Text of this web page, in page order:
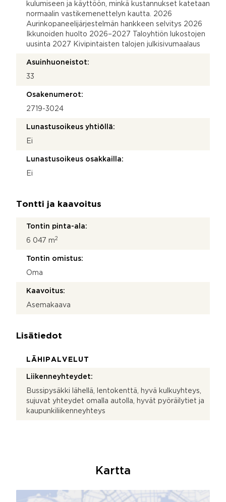
kulumiseen ja käyttöön, minkä kustannukset katetaan
normaalin vastikemenettelyn kautta. 2026
Aurinkopaneelijärjestelmän hankkeen selvitys 2026
Ikkunoiden huolto 2026–2027 Taloyhtiön lukostojen
uusinta 2027 Kivipintaisten talojen julkisivumaalaus
Asuinhuoneistot:
33
Osakenumerot:
2719-3024
Lunastusoikeus yhtiöllä:
Ei
Lunastusoikeus osakkailla:
Ei
Tontti ja kaavoitus
Tontin pinta-ala:
6 047 m2
Tontin omistus:
Oma
Kaavoitus:
Asemakaava
Lisätiedot
LÄHIPALVELUT
Liikenneyhteydet:
Bussipysäkki lähellä, lentokenttä, hyvä kulkuyhteys,
sujuvat yhteydet omalla autolla, hyvät pyöräilytiet ja
kaupunkiliikenneyhteys
Kartta